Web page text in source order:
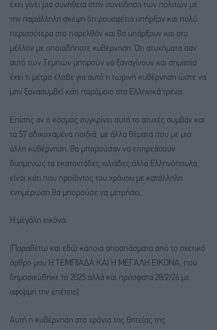
έχει γίνει μια συνήθεια στην συνείδηση των πολιτών με
την παράλληλη σκέψη ότι ρουσφέτια υπήρξαν και πολύ
περισσότερα στο παρελθόν και θα υπάρξουν και στο
μέλλον με οποιαδήποτε κυβέρνηση. Ότι ατυχήματα σαν
αυτό των Τεμπών μπορούν να ξαναγίνουν και σημασία
έχει τι μέτρα έλαβε για αυτό η τωρινή κυβέρνηση ώστε να
μην ξανασυμβεί κάτι παρόμοιο στα Ελληνικά τρένα.
Επίσης αν ο κόσμος συγκρίνει αυτό το ατυχές συμβάν και
τα 57 αδικοχαμένα παιδιά, με άλλα θέματα που με μια
άλλη κυβέρνηση, θα μπορούσαν να επηρεάσουν
δυσμενώς τα εκατοντάδες χιλιάδες άλλα Ελληνόπουλα,
είναι κάτι που προϊόντος του χρόνου με κατάλληλη
ενημέρωση θα μπορούσε να μετρήσει.
Η μεγάλη εικόνα:
(Παραθέτω και εδώ κάποια αποσπάσματα από το σχετικό
άρθρο μου Η ΤΕΜΠΙΑΔΑ ΚΑΙ Η ΜΕΓΑΛΗ ΕΙΚΟΝΑ, που
δημοσιεύθηκε το 2025 αλλά και πρόσφατα 28/2/26 με
αφορμή την επέτειο).
Αυτή η κυβέρνηση στα χρόνια της θητείας της